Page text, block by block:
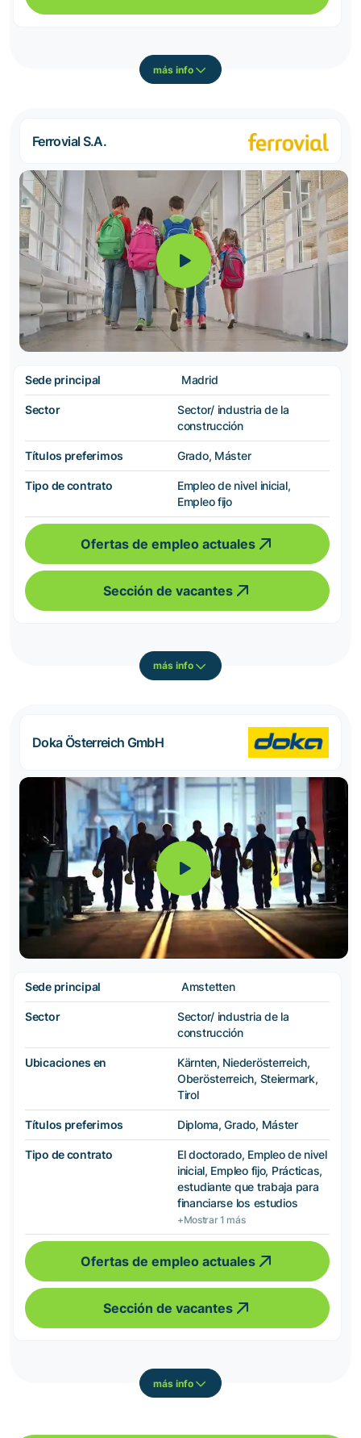
más info
Ferrovial S.A.
Sede principal Madrid
Sector
Sector/ industria de la
construcción
Títulos preferimos Grado, Máster
Tipo de contrato
Empleo de nivel inicial,
Empleo fijo
Ofertas de empleo actuales
Sección de vacantes
más info
Doka Österreich GmbH
Sede principal Amstetten
Sector
Sector/ industria de la
construcción
Ubicaciones en
Kärnten, Niederösterreich,
Oberösterreich, Steiermark,
Tirol
Títulos preferimos Diploma, Grado, Máster
Tipo de contrato
El doctorado, Empleo de nivel
inicial, Empleo fijo, Prácticas,
estudiante que trabaja para
financiarse los estudios
+Mostrar 1 más
Ofertas de empleo actuales
Sección de vacantes
más info